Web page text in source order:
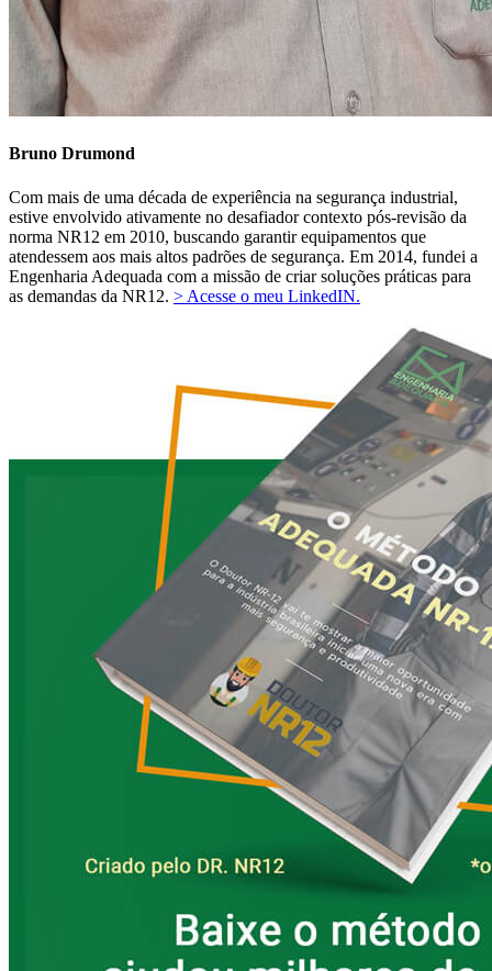
Bruno Drumond
Com mais de uma década de experiência na segurança industrial,
estive envolvido ativamente no desafiador contexto pós-revisão da
norma NR12 em 2010, buscando garantir equipamentos que
atendessem aos mais altos padrões de segurança. Em 2014, fundei a
Engenharia Adequada com a missão de criar soluções práticas para
as demandas da NR12. > Acesse o meu LinkedIN.